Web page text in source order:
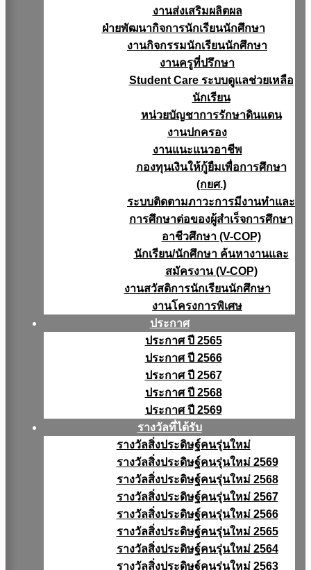
งานส่งเสริมผลิตผล
ฝ่ายพัฒนากิจการนักเรียนนักศึกษา
งานกิจกรรมนักเรียนนักศึกษา
งานครูที่ปรึกษา
Student Care ระบบดูแลช่วยเหลือ
นักเรียน
หน่วยบัญชาการรักษาดินแดน
งานปกครอง
งานแนะแนวอาชีพ
กองทุนเงินให้กู้ยืมเพื่อการศึกษา
(กยศ.)
ระบบติดตามภาวะการมีงานทำและ
การศึกษาต่อของผู้สำเร็จการศึกษา
อาชีวศึกษา (V-COP)
นักเรียน/นักศึกษา ค้นหางานและ
สมัครงาน (V-COP)
งานสวัสดิการนักเรียนนักศึกษา
งานโครงการพิเศษ
ประกาศ
ประกาศ ปี 2565
ประกาศ ปี 2566
ประกาศ ปี 2567
ประกาศ ปี 2568
ประกาศ ปี 2569
รางวัลที่ได้รับ
รางวัลสิ่งประดิษฐ์คนรุ่นใหม่
รางวัลสิ่งประดิษฐ์คนรุ่นใหม่ 2569
รางวัลสิ่งประดิษฐ์คนรุ่นใหม่ 2568
รางวัลสิ่งประดิษฐ์คนรุ่นใหม่ 2567
รางวัลสิ่งประดิษฐ์คนรุ่นใหม่ 2566
รางวัลสิ่งประดิษฐ์คนรุ่นใหม่ 2565
รางวัลสิ่งประดิษฐ์คนรุ่นใหม่ 2564
รางวัลสิ่งประดิษฐ์คนรุ่นใหม่ 2563